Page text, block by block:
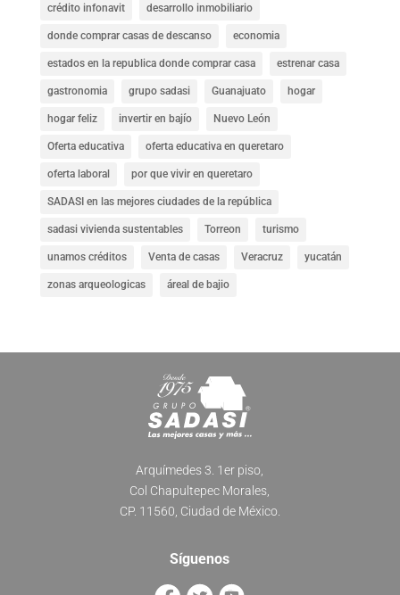
crédito infonavit desarrollo inmobiliario
donde comprar casas de descanso economia
estados en la republica donde comprar casa estrenar casa
gastronomia grupo sadasi Guanajuato hogar
hogar feliz invertir en bajío Nuevo León
Oferta educativa oferta educativa en queretaro
oferta laboral por que vivir en queretaro
SADASI en las mejores ciudades de la república
sadasi vivienda sustentables Torreon turismo
unamos créditos Venta de casas Veracruz yucatán
zonas arqueologicas áreal de bajio
Arquímedes 3. 1er piso,
Col Chapultepec Morales,
CP. 11560, Ciudad de México.
Síguenos